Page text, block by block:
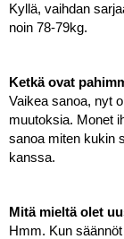
Kyllä, vaihdan
noin 78-79kg.
Ketkä ovat
Vaikea sanoa, nyt
muutoksia. Monet
sanoa miten kukin
kanssa.
Mitä mieltä olet
Hmm. Kun